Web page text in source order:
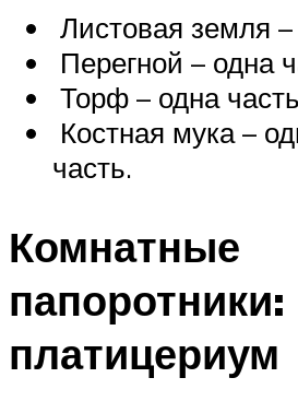
Листовая земля –
Перегной – одна
Торф – одна
Костная мука –
часть.
Комнатные
папоротники:
платицериум